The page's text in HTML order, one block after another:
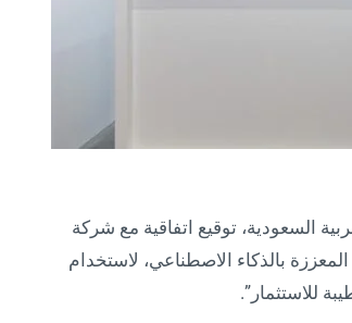
السعودية، توقيع اتفاقية مع شركة
بالذكاء الاصطناعي، لاستخدام